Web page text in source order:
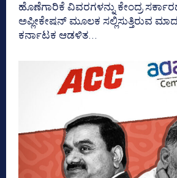
ಹೊಣೆಗಾರಿಕೆ ವಿವರಗಳನ್ನು ಕೇಂದ್ರ
ಅಪ್ಲೀಕೇಷನ್‌ ಮೂಲಕ ಸಲ್ಲಿಸುತ್ತಿರುವ
ಕರ್ನಾಟಕ ಆಡಳಿತ...